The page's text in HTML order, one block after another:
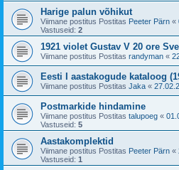
Harige palun võhikut
Viimane postitus Postitas Peeter Pärn «
Vastuseid: 2
1921 violet Gustav V 20 ore
Viimane postitus Postitas randyman «
Eesti I aastakogude kataloog
Viimane postitus Postitas Jaka «
Postmarkide hindamine
Viimane postitus Postitas talupoeg «
Vastuseid: 5
Aastakomplektid
Viimane postitus Postitas Peeter Pärn «
Vastuseid: 1